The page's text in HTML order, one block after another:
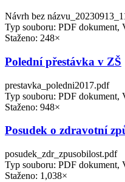
Návrh bez
Typ souboru: PDF dokument,
Staženo: 248×
Polední přestávka v ZŠ
prestavka_poledni2017.pdf
Typ souboru: PDF dokument,
Staženo: 948×
Posudek o zdravotní
posudek_zdr_zpusobilost.pdf
Typ souboru: PDF dokument,
Staženo: 1,038×